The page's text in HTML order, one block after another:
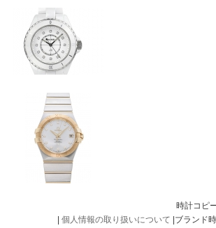
時計コピ
個人情報の取り扱いについて |ブランド